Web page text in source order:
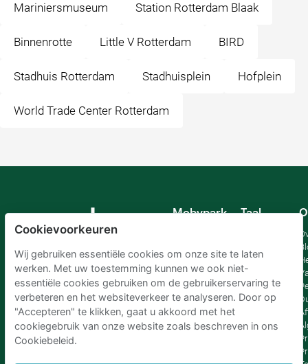
Mariniersmuseum Station Rotterdam Blaak
Binnenrotte Little V Rotterdam BIRD
Stadhuis Rotterdam Stadhuisplein Hofplein
World Trade Center Rotterdam
Mobypark
Taal
Spaans
Frankrijk
Italiaans
Nederlands
Cookievoorkeuren
Wij gebruiken essentiële cookies om onze site te laten
werken. Met uw toestemming kunnen we ook niet-
essentiële cookies gebruiken om de gebruikerservaring te
verbeteren en het websiteverkeer te analyseren. Door op
"Accepteren" te klikken, gaat u akkoord met het
cookiegebruik van onze website zoals beschreven in ons
Cookiebeleid.